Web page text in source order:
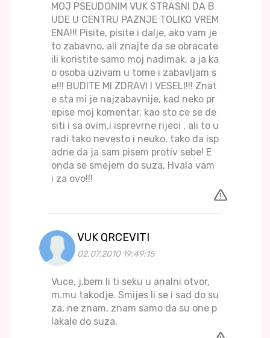
MOJ PSEUDONIM VUK STRASNI DA B
UDE U CENTRU PAZNJE TOLIKO VREM
ENA!!! Pisite, pisite i dalje, ako vam je
to zabavno, ali znajte da se obracate
ili koristite samo moj nadimak, a ja ka
o osoba uzivam u tome i zabavljam s
e!!! BUDITE MI ZDRAVI I VESELI!!! Znat
e sta mi je najzabavnije, kad neko pr
epise moj komentar, kao sto ce se de
siti i sa ovim,i isprevrne rijeci , ali to u
radi tako nevesto i neuko, tako da isp
adne da ja sam pisem protiv sebe! E
onda se smejem do suza, Hvala vam
i za ovo!!!
VUK QRCEVITI
02.07.2010 19:49:15
Vuce, j.bem li ti seku u analni otvor,
m.mu takodje. Smijes li se i sad do su
za, ne znam, znam samo da su one p
lakale do suza.